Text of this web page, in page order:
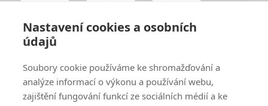
Nastavení cookies a osobních
údajů
Soubory cookie používáme ke shromažďování a
analýze informací o výkonu a používání webu,
zajištění fungování funkcí ze sociálních médií a ke